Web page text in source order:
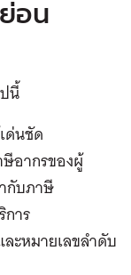
อน
นี้
ด่นชัด
อากรของผู้
กับภาษี
าร
ะหมายเลขลำดับ